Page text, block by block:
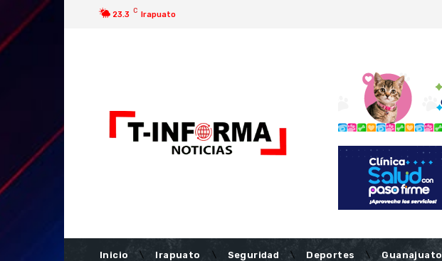
23.3 C Irapuato
Inicio Irapuato Seguridad Deportes Guanajuato